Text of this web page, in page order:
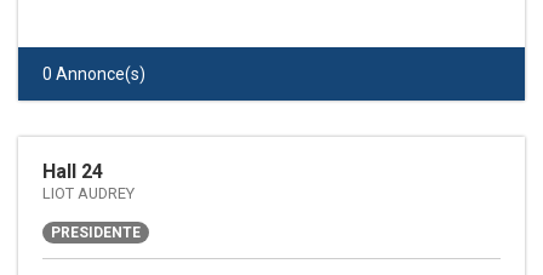
0 Annonce(s)
Hall 24
LIOT AUDREY
PRESIDENTE